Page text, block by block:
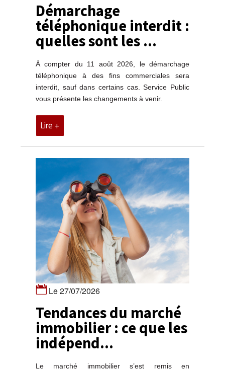
Démarchage
téléphonique interdit :
quelles sont les ...
À compter du 11 août 2026, le démarchage
téléphonique à des fins commerciales sera
interdit, sauf dans certains cas. Service Public
vous présente les changements à venir.
Lire +
Le 27/07/2026
Tendances du marché
immobilier : ce que les
indépend...
Le marché immobilier s’est remis en